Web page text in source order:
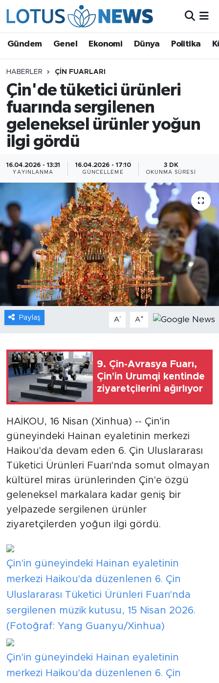
Gündem Genel Ekonomi Dünya Politika
HABERLER ÇIN FUARLARI
Çin'de tüketici ürünleri
fuarında sergilenen
geleneksel ürünler yoğun
ilgi gördü
16.04.2026 - 13:31
YAYINLANMA
16.04.2026 - 17:10
GÜNCELLEME
3 DK
OKUNMA SÜRESI
Paylaş A- A+
9. Çin-Avrasya Fuarı,
Çin'in Urumqi kentinde
ziyaretçilerini ağırlıyor
HAİKOU, 16 Nisan (Xinhua) -- Çin'in
güneyindeki Hainan eyaletinin merkezi
Haikou'da devam eden 6. Çin Uluslararası
Tüketici Ürünleri Fuarı'nda somut olmayan
kültürel miras ürünlerinden Çin'e özgü
geleneksel markalara kadar geniş bir
yelpazede sergilenen ürünler
ziyaretçilerden yoğun ilgi gördü.
Çin'in güneyindeki Hainan eyaletinin
merkezi Haikou'da düzenlenen 6. Çin
Uluslararası Tüketici Ürünleri Fuarı'nda
sergilenen müzik kutusu, 15 Nisan 2026.
(Fotoğraf: Yang Guanyu/Xinhua)
Çin'in güneyindeki Hainan eyaletinin
merkezi Haikou'da düzenlenen 6. Çin
Ekonomi
Dünya
Politika
Kültür - Sanat ve Tarih
Yaşam
Bilim ve Teknoloji
Çin Fuarları
Gündem
Video
Sağlık
Foto Haber
Xinhua Türkiye
Seyahat